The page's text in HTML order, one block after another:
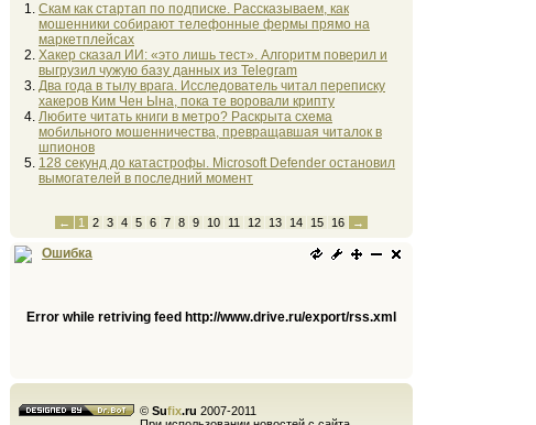
Скам как стартап по подписке. Рассказываем, как
мошенники собирают телефонные фермы прямо на
маркетплейсах
Хакер сказал ИИ: «это лишь тест». Алгоритм поверил и
выгрузил чужую базу данных из Telegram
Два года в тылу врага. Исследователь читал переписку
хакеров Ким Чен Ына, пока те воровали крипту
Любите читать книги в метро? Раскрыта схема
мобильного мошенничества, превращавшая читалок в
шпионов
128 секунд до катастрофы. Microsoft Defender остановил
вымогателей в последний момент
← 1 2 3 4 5 6 7 8 9 10 11 12 13 14 15 16 →
Ошибка
Error while retriving feed http://www.drive.ru/export/rss.xml
© Sufix.ru 2007-2011